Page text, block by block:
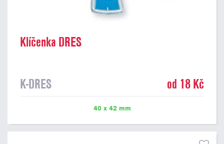
Klíčenka DRES
K-DRES od 18 Kč
40 x 42 mm